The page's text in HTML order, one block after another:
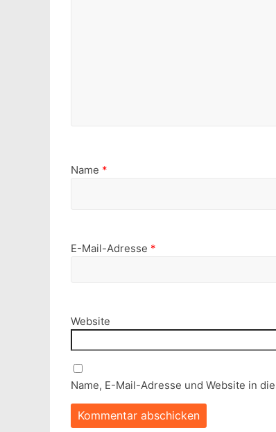
Name *
E-Mail-Adresse *
Website
Name, E-Mail-Adresse und Website in